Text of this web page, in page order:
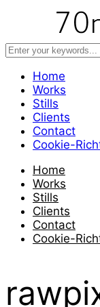
Home
Works
Stills
Clients
Contact
Cookie-
Home
Works
Stills
Clients
Contact
Cookie-